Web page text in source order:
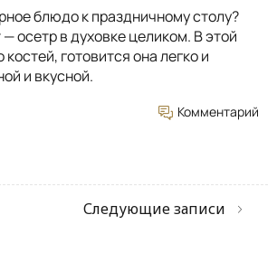
блюдо к праздничному столу?
осетр в духовке целиком. В этой
готовится она легко и
и вкусной.
Комментарий
Следующие записи